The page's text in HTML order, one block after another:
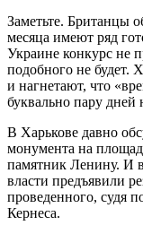
Заметьте. Британцы
месяца имеют ряд
Украине конкурс не
подобного не будет.
и нагнетают, что
буквально пару дней
В Харькове давно
монумента на
памятник Ленину. И
власти предъявили
проведенного, судя
Кернеса.